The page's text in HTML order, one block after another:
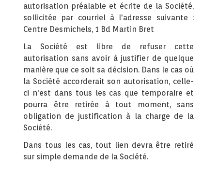
autorisation préalable et écrite de la Société,
sollicitée par courriel à l'adresse suivante :
Centre Desmichels, 1 Bd Martin Bret
La Société est libre de refuser cette
autorisation sans avoir à justifier de quelque
manière que ce soit sa décision. Dans le cas où
la Société accorderait son autorisation, celle-
ci n'est dans tous les cas que temporaire et
pourra être retirée à tout moment, sans
obligation de justification à la charge de la
Société.
Dans tous les cas, tout lien devra être retiré
sur simple demande de la Société.